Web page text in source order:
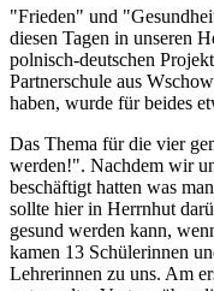
"Frieden" und
diesen Tagen in unseren
polnisch-deutschen
Partnerschule aus
haben, wurde für beides
Das Thema für die vier
werden!". Nachdem wir
beschäftigt hatten was
sollte hier in Herrnhut
gesund werden kann,
kamen 13 Schülerinnen
Lehrerinnen zu uns. Am